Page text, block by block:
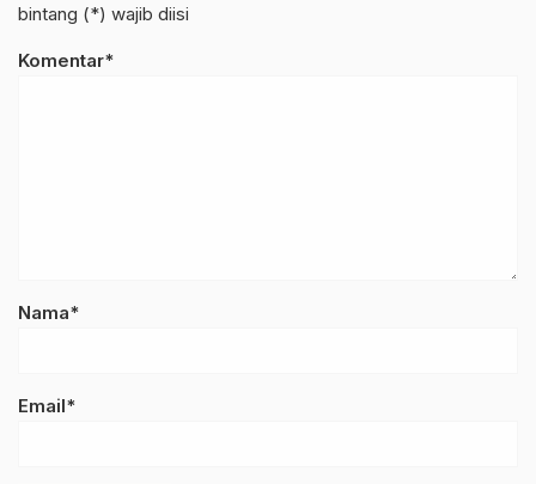
bintang (*) wajib diisi
Komentar*
Nama*
Email*